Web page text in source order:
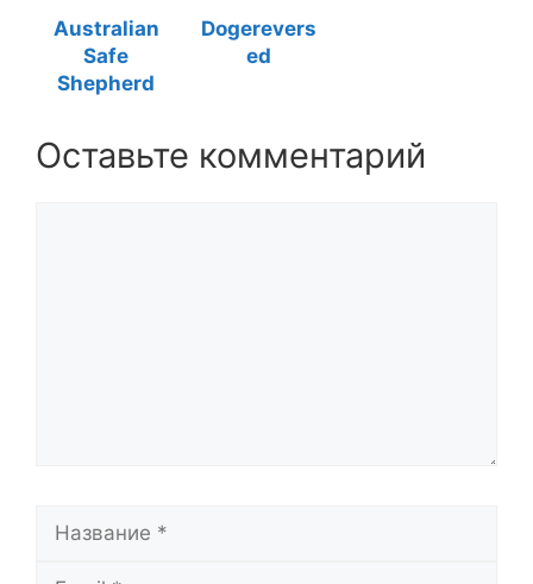
Australian
Safe
Shepherd
Dogerevers
ed
Оставьте комментарий